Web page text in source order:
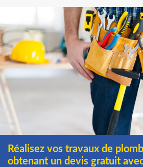
Réalisez vos travaux de
obtenant un devis gratuit